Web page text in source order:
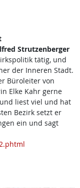
Strutzenberger
tätig, und
der Inneren Stadt.
Büroleiter von
Elke Kahr gerne
liest viel und hat
Bezirk setzt er
ein und sagt